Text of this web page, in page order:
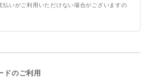
払いがご利用いただけない場合がございますの
ドのご利用